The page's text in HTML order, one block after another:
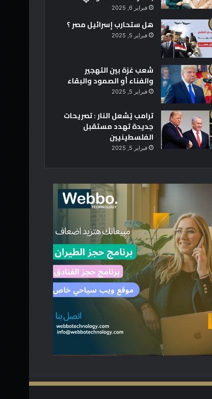
فبراير 6, 2025
هل ستحارب إسرائيل مصر ؟
فبراير 5, 2025
شعب غزة بين التهجير
والفناء أو الصمود والبقاء
فبراير 5, 2025
ترامب يُشعل النار : تصريحات
جديدة تهدد مستقبل
الفلسطينيين
فبراير 5, 2025